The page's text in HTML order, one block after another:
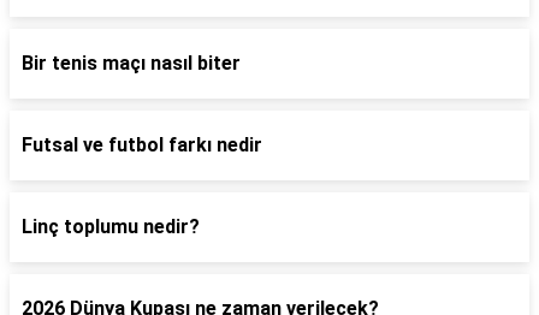
Bir tenis maçı nasıl biter
Futsal ve futbol farkı nedir
Linç toplumu nedir?
2026 Dünya Kupası ne zaman verilecek?